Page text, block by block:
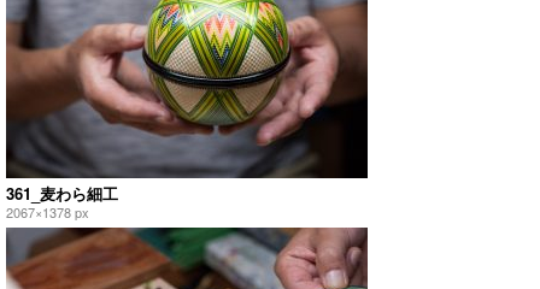
361_麦わら細工
2067×1378 px